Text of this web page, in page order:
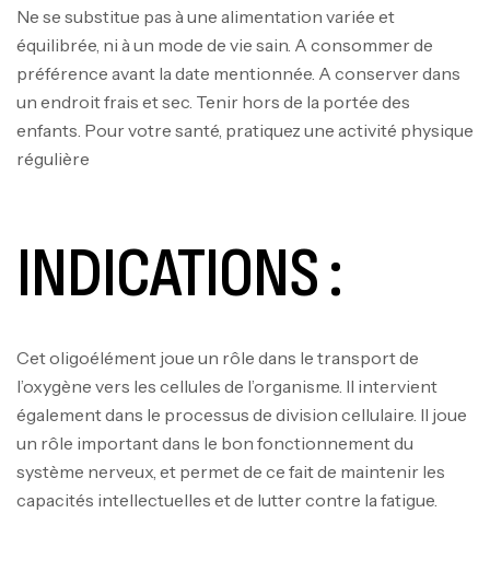
Ne se substitue pas à une alimentation variée et
équilibrée, ni à un mode de vie sain. A consommer de
préférence avant la date mentionnée. A conserver dans
un endroit frais et sec. Tenir hors de la portée des
enfants. Pour votre santé, pratiquez une activité physique
régulière
INDICATIONS :
Cet oligoélément joue un rôle dans le transport de
l’oxygène vers les cellules de l’organisme. Il intervient
également dans le processus de division cellulaire. Il joue
un rôle important dans le bon fonctionnement du
système nerveux, et permet de ce fait de maintenir les
capacités intellectuelles et de lutter contre la fatigue.